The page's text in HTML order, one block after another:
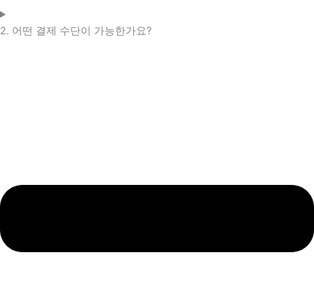
2. 어떤 결제 수단이 가능한가요?